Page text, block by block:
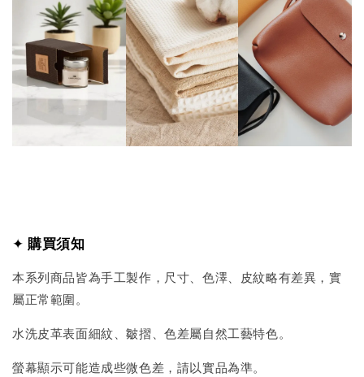
✦ 購買須知
本系列商品皆為手工製作，尺寸、色澤、皮紋略有差異，實
屬正常範圍。
水洗皮革表面細紋、皺摺、色差屬自然工藝特色。
螢幕顯示可能造成些微色差，請以實品為準。